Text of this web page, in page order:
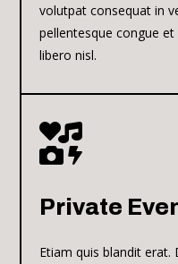
volutpat consequat in
pellentesque congue
libero nisl.

Private
Etiam quis blandit